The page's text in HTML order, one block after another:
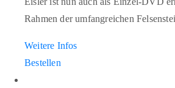
Rahmen der umfangreichen
Weitere Infos
Bestellen